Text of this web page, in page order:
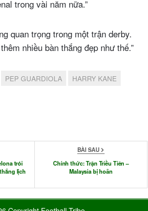
trong vài năm nữa.”
quan trọng trong một trận derby.
nhiều bàn thắng đẹp như thế.”
PEP GUARDIOLA
HARRY KANE
trói
lịch
BÀI SAU
Chính thức: Trận Triều Tiên –
Malaysia bị hoãn